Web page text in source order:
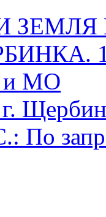
ЗЕМЛЯ
и МО